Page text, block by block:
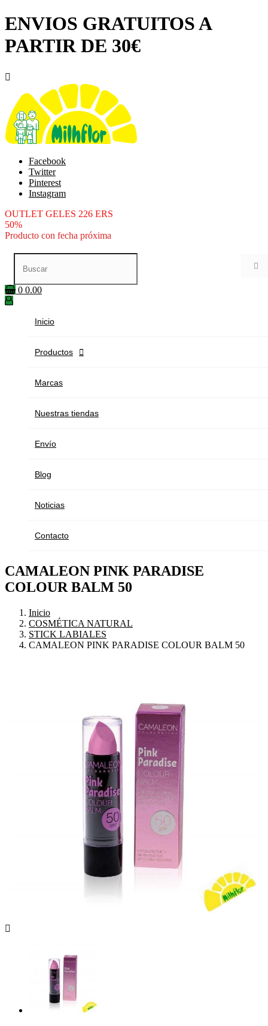
ENVIOS GRATUITOS A
PARTIR DE 30€

Facebook
Twitter
Pinterest
Instagram
OUTLET GELES 226 ERS
50%
Producto con fecha próxima

0 0.00
Inicio
Productos 
Marcas
Nuestras tiendas
Envío
Blog
Noticias
Contacto
CAMALEON PINK PARADISE
COLOUR BALM 50
Inicio
COSMÉTICA NATURAL
STICK LABIALES
CAMALEON PINK PARADISE COLOUR BALM 50
